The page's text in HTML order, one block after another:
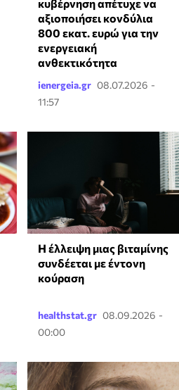
κυβέρνηση απέτυχε να
αξιοποιήσει κονδύλια
800 εκατ. ευρώ για την
ενεργειακή
ανθεκτικότητα
ienergeia.gr 08.07.2026 -
11:57
⁠Η έλλειψη μιας βιταμίνης
συνδέεται με έντονη
κούραση
healthstat.gr 08.09.2026 -
00:00